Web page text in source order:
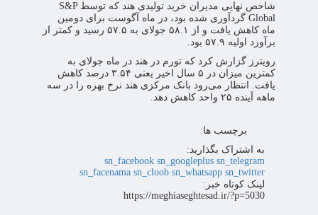
شاخص نهایی مدیران خرید تولیدی هند که توسط S&P
Global گردآوری شده بود، در ماه آگوست برای دومین
ماه کاهش یافت و از ۵۸.۱ جولای به ۵۷.۵ رسید و کمتر از
برآورد اولیه ۵۷.۹ بود.
رویترز گزارش کرد که تورم در هند در ماه جولای به
کمترین میزان در ۵ سال اخیر یعنی ۳.۵۴ درصد کاهش
یافت. انتظار می‌رود بانک مرکزی هند نرخ بهره را در سه
ماهه آینده ۲۵ واحد کاهش دهد.
برچسب ها:
به اشتراک بگذارید:
sn_facebook sn_googleplus sn_telegram
sn_facenama sn_cloob sn_whatsapp sn_twitter
لینک کوتاه خبر:
https://meghiaseghtesad.ir/?p=5030